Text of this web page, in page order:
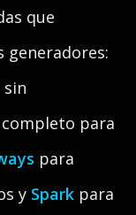
que
generadores:
para
para
y Spark para